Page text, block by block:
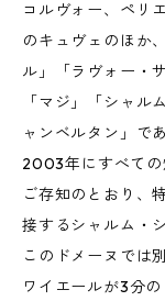
コルヴォー、ペリ
のキュヴェのほか
ル」「ラヴォー・
「マジ」「シャル
ャンベルタン」であ
2003年にすべての
ご存知のとおり、
接するシャルム・
このドメーヌでは
ワイエールが3分